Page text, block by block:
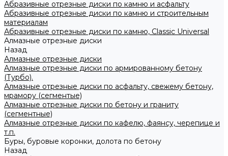
Абразивные отрезные диски по камню и асфальту
Абразивные отрезные диски по камню и строительным
материалам
Абразивные отрезные диски по камню, Classic Universal
Алмазные отрезные диски
Назад
Алмазные отрезные диски
Алмазные отрезные диски по армированному бетону
(Турбо).
Алмазные отрезные диски по асфальту, свежему бетону,
мрамору (сегментые)
Алмазные отрезные диски по бетону и граниту
(сегментные)
Алмазные отрезные диски по кафелю, фаянсу, черепице и
т.п.
Буры, буровые коронки, долота по бетону
Назад